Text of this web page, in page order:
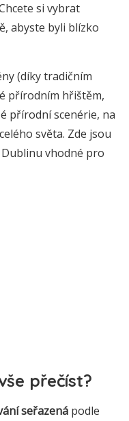
si vybrat
abyste byli blízko
(díky tradičním
přírodním hřištěm,
přírodní scenérie, na
světa. Zde jsou
vhodné pro
přečíst?
seřazená podle